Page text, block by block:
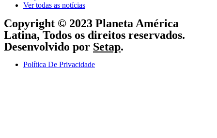
Ver todas as notícias
Copyright © 2023 Planeta América
Latina, Todos os direitos reservados.
Desenvolvido por Setap.
Política De Privacidade